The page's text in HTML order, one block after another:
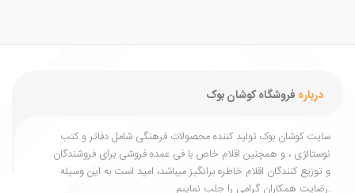
فروشگاه کوشان بوک
کوشان بوک تولید کننده محصولات فرهنگی شامل دفاتر و کتب
، و همچنین اقلام خاص با فی عمده فروشی برای فروشندگان
کنندگان اقلام خاطره برانگیز میباشد، امید است به این وسیله